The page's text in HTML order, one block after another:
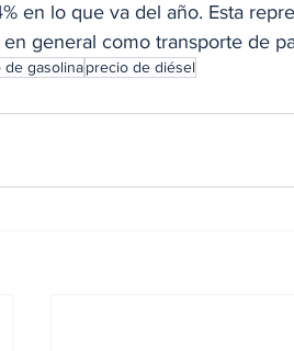
en lo que va del año. Esta
general como transporte de
de gasolinaprecio de diésel